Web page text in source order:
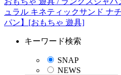
ュラル キネティックサンド ナ
パン】[おもちゃ 遊具]
キーワード検索
SNAP
NEWS